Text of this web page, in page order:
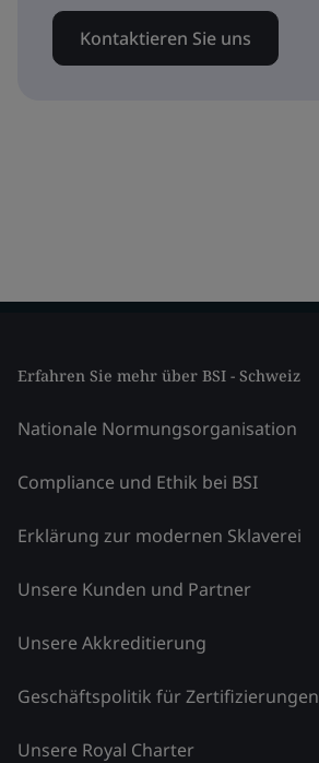
Kontaktieren Sie uns
Erfahren Sie mehr über BSI - Schweiz
Nationale Normungsorganisation
Compliance und Ethik bei BSI
Erklärung zur modernen Sklaverei
Unsere Kunden und Partner
Unsere Akkreditierung
Geschäftspolitik für Zertifizierungen
Unsere Royal Charter